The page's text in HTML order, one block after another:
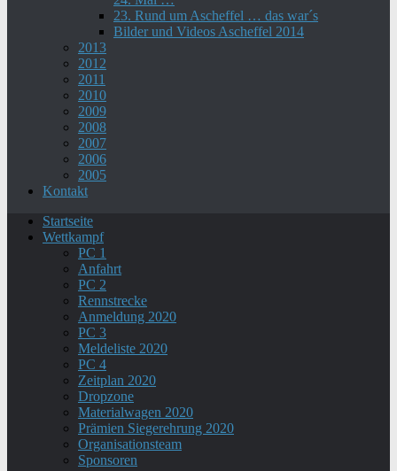
23. Rund um Ascheffel … das war´s
Bilder und Videos Ascheffel 2014
2013
2012
2011
2010
2009
2008
2007
2006
2005
Kontakt
Startseite
Wettkampf
PC 1
Anfahrt
PC 2
Rennstrecke
Anmeldung 2020
PC 3
Meldeliste 2020
PC 4
Zeitplan 2020
Dropzone
Materialwagen 2020
Prämien Siegerehrung 2020
Organisationsteam
Sponsoren